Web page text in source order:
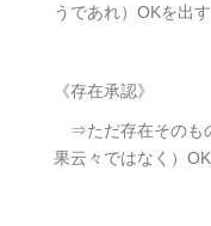
うであれ）OKを出す
《存在承認》
⇒ただ存在そのも
果云々ではなく）